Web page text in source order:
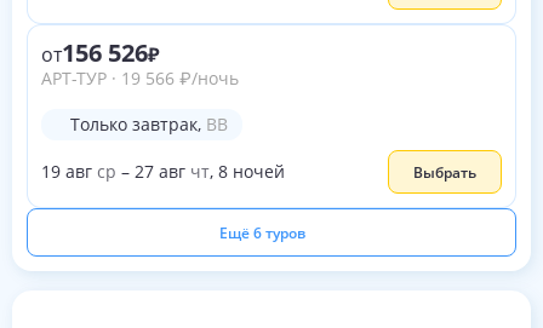
от156 526
АРТ-ТУР · 19 566 ₽/ночь
Только завтрак, BB
19 авг ср – 27 авг чт, 8 ночей Выбрать
Ещё 6 туров